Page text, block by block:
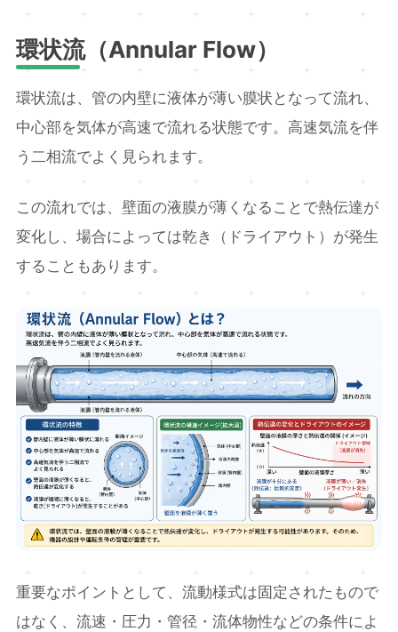
環状流（Annular Flow）
環状流は、管の内壁に液体が薄い膜状となって流れ、
中心部を気体が高速で流れる状態です。高速気流を伴
う二相流でよく見られます。
この流れでは、壁面の液膜が薄くなることで熱伝達が
変化し、場合によっては乾き（ドライアウト）が発生
することもあります。
重要なポイントとして、流動様式は固定されたもので
はなく、流速・圧力・管径・流体物性などの条件によ